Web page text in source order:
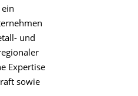
ein
und
Expertise
sowie